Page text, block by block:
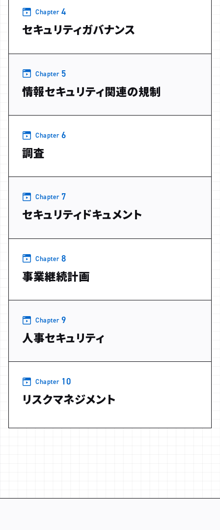
Chapter 4
セキュリティガバナンス
Chapter 5
情報セキュリティ関連の規制
Chapter 6
調査
Chapter 7
セキュリティドキュメント
Chapter 8
事業継続計画
Chapter 9
人事セキュリティ
Chapter 10
リスクマネジメント